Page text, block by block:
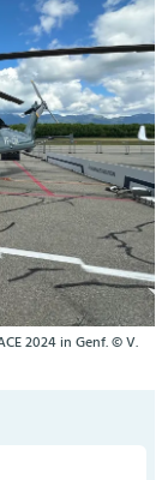
2024 in Genf. © V.